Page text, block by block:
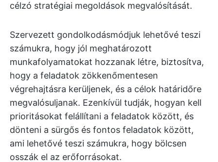
célzó stratégiai megoldások megvalósítását.
Szervezett gondolkodásmódjuk lehetővé teszi
számukra, hogy jól meghatározott
munkafolyamatokat hozzanak létre, biztosítva,
hogy a feladatok zökkenőmentesen
végrehajtásra kerüljenek, és a célok határidőre
megvalósuljanak. Ezenkívül tudják, hogyan kell
prioritásokat felállítani a feladatok között, és
dönteni a sürgős és fontos feladatok között,
ami lehetővé teszi számukra, hogy bölcsen
osszák el az erőforrásokat.